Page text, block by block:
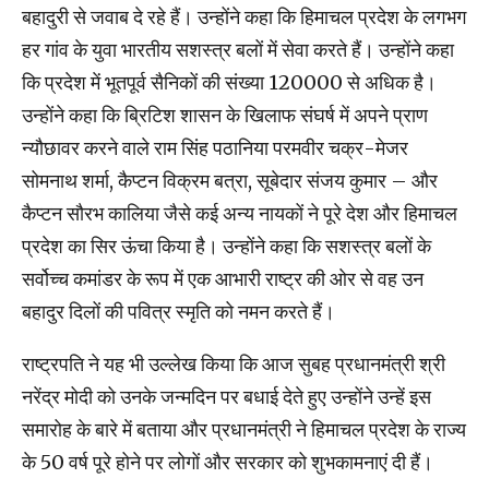
बहादुरी से जवाब दे रहे हैं। उन्होंने कहा कि हिमाचल प्रदेश के लगभग
हर गांव के युवा भारतीय सशस्त्र बलों में सेवा करते हैं। उन्होंने कहा
कि प्रदेश में भूतपूर्व सैनिकों की संख्या 120000 से अधिक है।
उन्होंने कहा कि ब्रिटिश शासन के खिलाफ संघर्ष में अपने प्राण
न्यौछावर करने वाले राम सिंह पठानिया परमवीर चक्र-मेजर
सोमनाथ शर्मा, कैप्टन विक्रम बत्रा, सूबेदार संजय कुमार – और
कैप्टन सौरभ कालिया जैसे कई अन्य नायकों ने पूरे देश और हिमाचल
प्रदेश का सिर ऊंचा किया है। उन्होंने कहा कि सशस्त्र बलों के
सर्वोच्च कमांडर के रूप में एक आभारी राष्ट्र की ओर से वह उन
बहादुर दिलों की पवित्र स्मृति को नमन करते हैं।
राष्ट्रपति ने यह भी उल्लेख किया कि आज सुबह प्रधानमंत्री श्री
नरेंद्र मोदी को उनके जन्मदिन पर बधाई देते हुए उन्होंने उन्हें इस
समारोह के बारे में बताया और प्रधानमंत्री ने हिमाचल प्रदेश के राज्य
के 50 वर्ष पूरे होने पर लोगों और सरकार को शुभकामनाएं दी हैं।